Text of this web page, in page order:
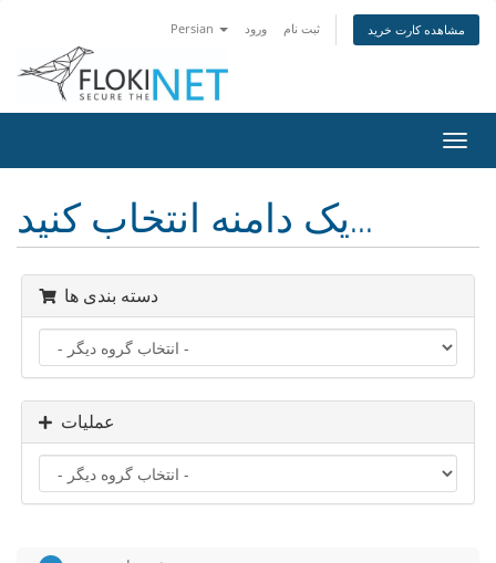
Persian ورود ثبت نام مشاهده کارت خرید
تغییر
یک دامنه انتخاب کنید...
دسته بندی ها
عملیات